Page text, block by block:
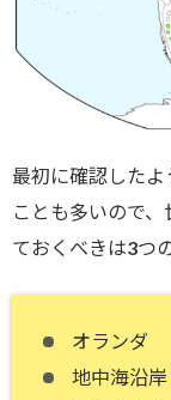
最初に確認した
ことも多いので
ておくべきは3つ
オランダ
地中海沿岸